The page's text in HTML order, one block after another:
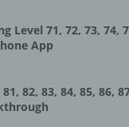
Level 71, 72, 73, 74,
App
82, 83, 84, 85, 86,
20